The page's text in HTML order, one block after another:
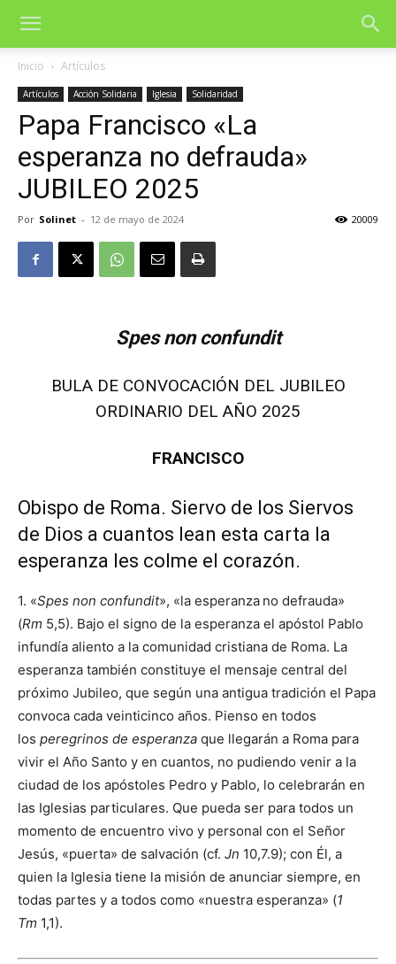
Inicio Artículos
Artículos Acción Solidaria Iglesia Solidaridad
Papa Francisco «La
esperanza no defrauda»
JUBILEO 2025
Por Solinet - 12 de mayo de 2024 20009
Spes non confundit
BULA DE CONVOCACIÓN DEL JUBILEO
ORDINARIO DEL AÑO 2025
FRANCISCO
Obispo de Roma. Siervo de los Siervos
de Dios a cuantos lean esta carta la
esperanza les colme el corazón.
1. «Spes non confundit», «la esperanza no defrauda»
(Rm 5,5). Bajo el signo de la esperanza el apóstol Pablo
infundía aliento a la comunidad cristiana de Roma. La
esperanza también constituye el mensaje central del
próximo Jubileo, que según una antigua tradición el Papa
convoca cada veinticinco años. Pienso en todos
los peregrinos de esperanza que llegarán a Roma para
vivir el Año Santo y en cuantos, no pudiendo venir a la
ciudad de los apóstoles Pedro y Pablo, lo celebrarán en
las Iglesias particulares. Que pueda ser para todos un
momento de encuentro vivo y personal con el Señor
Jesús, «puerta» de salvación (cf. Jn 10,7.9); con Él, a
quien la Iglesia tiene la misión de anunciar siempre, en
todas partes y a todos como «nuestra esperanza» (1
Tm 1,1).